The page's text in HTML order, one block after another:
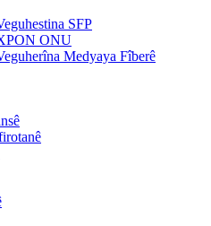
SFP
ONU
Medyaya Fîberê